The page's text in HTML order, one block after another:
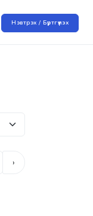
Нэвтрэх / Бүртгүүлэх
›